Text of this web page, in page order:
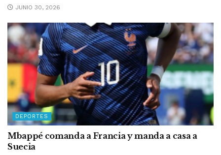
JUNIO 30, 2026
DEPORTES
Mbappé comanda a Francia y manda a casa a
Suecia